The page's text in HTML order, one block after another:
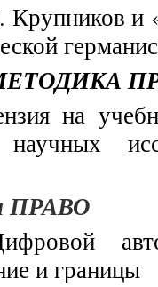
и
на
ПРАВО
и границы